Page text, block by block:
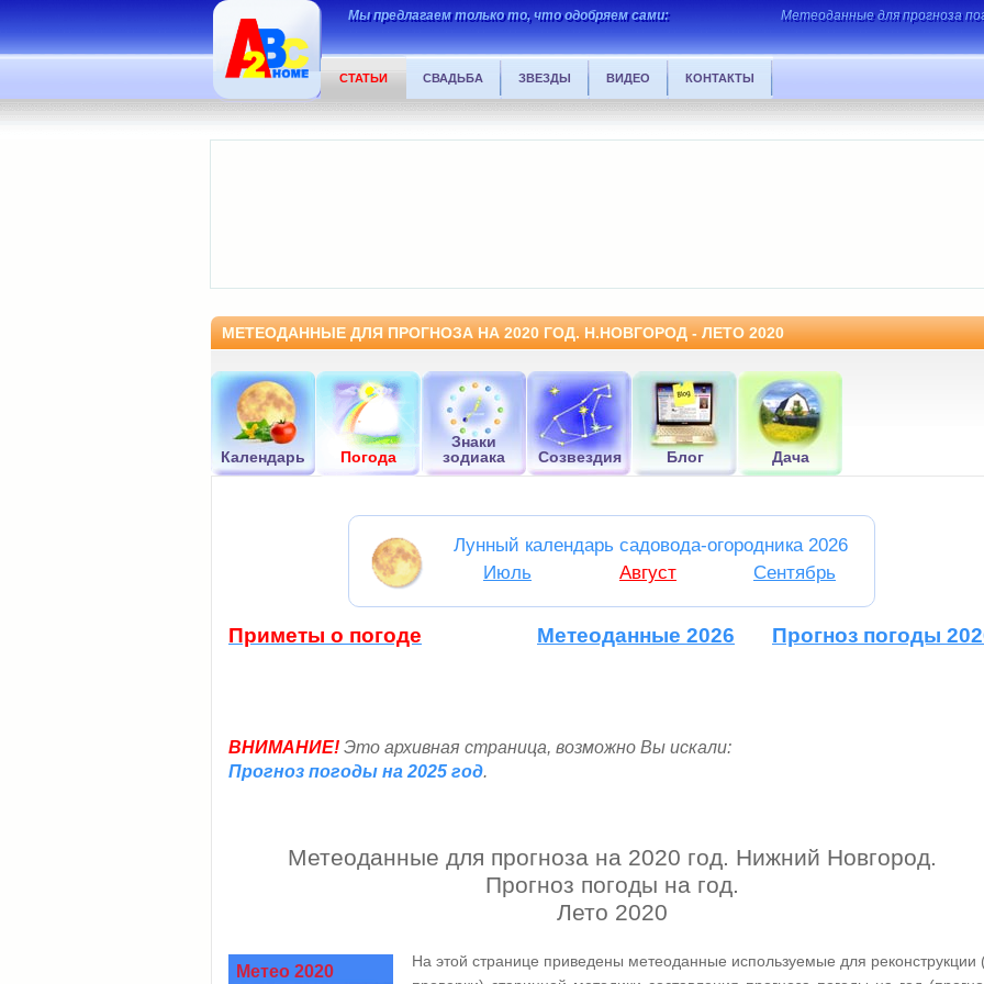
Мы предлагаем только то, что одобряем сами: Метеоданные для прогноза
СТАТЬИ СВАДЬБА ЗВЕЗДЫ ВИДЕО КОНТАКТЫ
МЕТЕОДАННЫЕ ДЛЯ ПРОГНОЗА НА 2020 ГОД. Н.НОВГОРОД - ЛЕТО 2020
Календарь Погода
Знаки
зодиака
Созвездия Блог Дача
Лунный календарь садовода-огородника 2026
Июль
Август Сентябрь
Приметы о погоде Метеоданные 2026 Прогноз погоды
ВНИМАНИЕ! Это архивная страница, возможно Вы искали:
Прогноз погоды на 2025 год.
Метеоданные для прогноза на 2020 год. Нижний Новгород.
Прогноз погоды на год.
Лето 2020
Метео 2020
На этой странице приведены метеоданные используемые для реконструкции